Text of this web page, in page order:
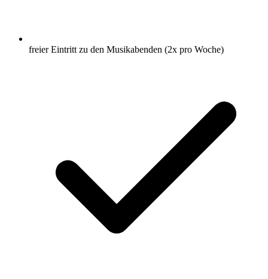
freier Eintritt zu den Musikabenden (2x pro Woche)